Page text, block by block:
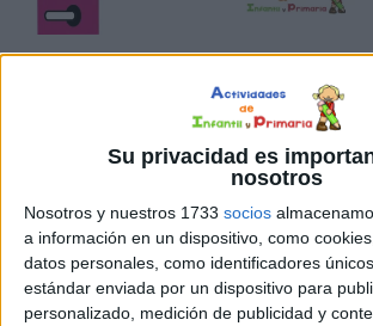
Su privacidad es
nosotros
Nosotros y nuestros 1733 socios
a información en un dispositivo, como
datos personales, como identificadores
estándar enviada por un dispositivo para
personalizado, medición de publicidad y